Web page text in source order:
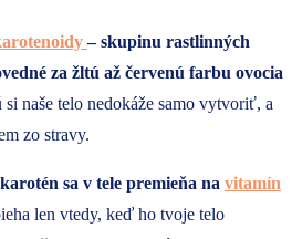
– skupinu rastlinných
za žltú až červenú farbu ovocia
si naše telo nedokáže samo vytvoriť, a
zo stravy.
sa v tele premieňa na vitamín
len vtedy, keď ho tvoje telo